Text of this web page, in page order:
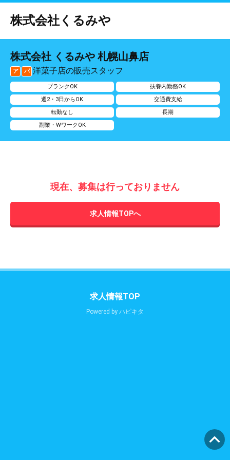
株式会社くるみや
株式会社 くるみや 札幌山鼻店
ア パ 洋菓子店の販売スタッフ
ブランクOK
扶養内勤務OK
週2・3日からOK
交通費支給
転勤なし
長期
副業・WワークOK
現在、募集は行っておりません
求人情報TOPへ
求人情報TOP
Powered by ハピキタ